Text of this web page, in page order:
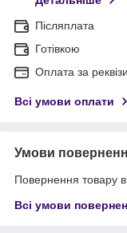
Післяплата
Готівкою
Оплата за
Всі умови оплати
Умови
Повернення товару
Всі умови